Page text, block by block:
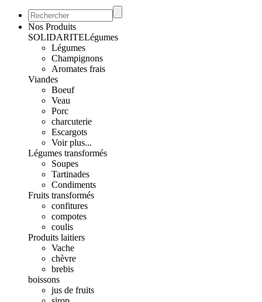
Nos Produits
SOLIDARITELégumes
Légumes
Champignons
Aromates frais
Viandes
Boeuf
Veau
Porc
charcuterie
Escargots
Voir plus...
Légumes transformés
Soupes
Tartinades
Condiments
Fruits transformés
confitures
compotes
coulis
Produits laitiers
Vache
chèvre
brebis
boissons
jus de fruits